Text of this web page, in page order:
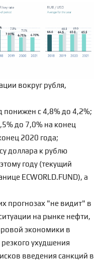
вокруг рубля,
понижен с 4,8% до 4,2%;
до 7,0% на конец
2020 года;
доллара к рублю
году (текущий
ECWORLD.FUND), а
прогнозах "не видит" в
на рынке нефти,
экономики в
резкого ухудшения
введения санкций в